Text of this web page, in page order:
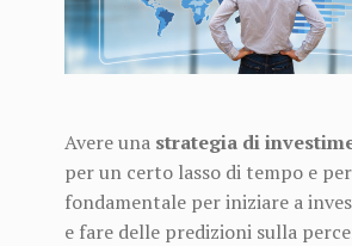
Avere una strategia di
per un certo lasso di tempo e
fondamentale per iniziare a
e fare delle predizioni sulla